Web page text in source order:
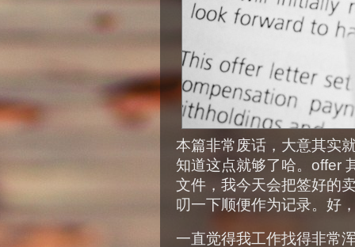
本篇非常废话，大意其实
知道这点就够了哈。offer
文件，我今天会把签好的
叨一下顺便作为记录。好
一直觉得我工作找得非常